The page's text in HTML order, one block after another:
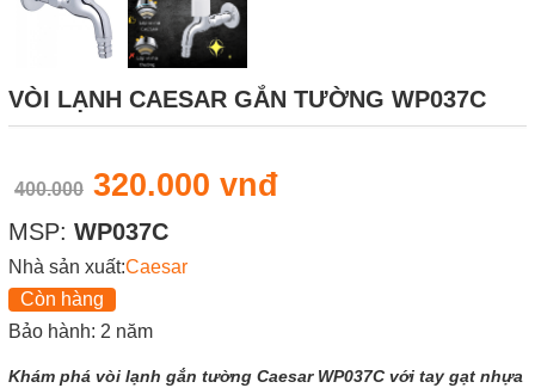
VÒI LẠNH CAESAR GẮN TƯỜNG WP037C
400.000 320.000 vnđ
MSP: WP037C
Nhà sản xuất:Caesar
Còn hàng
Bảo hành: 2 năm
Khám phá vòi lạnh gắn tường Caesar WP037C với tay gạt nhựa